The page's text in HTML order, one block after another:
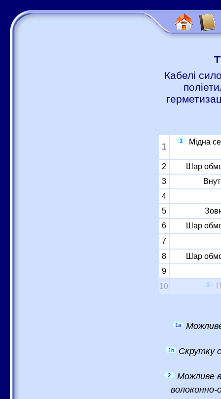
Кабелі
1
1 Мідна
2
Шар
3
4
5
6
Шар
7
8
Шар
9
10
3
1a
1b Скрутку
2
Можливе